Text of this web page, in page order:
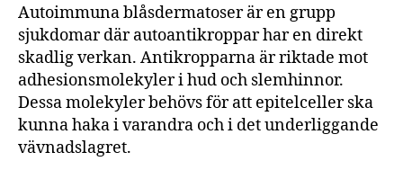
Autoimmuna blåsdermatoser är en grupp
sjukdomar där autoantikroppar har en direkt
skadlig verkan. Antikropparna är riktade mot
adhesionsmolekyler i hud och slemhinnor.
Dessa molekyler behövs för att epitelceller ska
kunna haka i varandra och i det underliggande
vävnadslagret.